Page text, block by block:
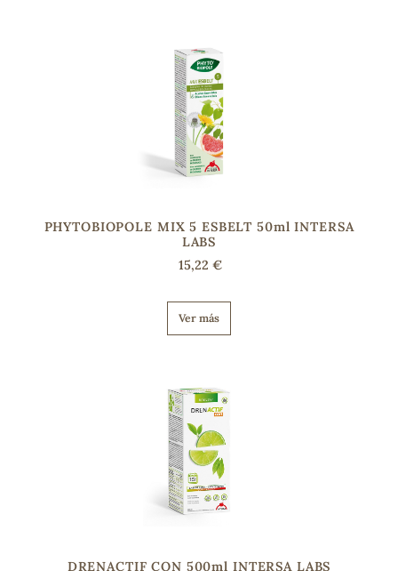
PHYTOBIOPOLE MIX 5 ESBELT 50ml INTERSA
LABS
15,22 €
Ver más
DRENACTIF CON 500ml INTERSA LABS